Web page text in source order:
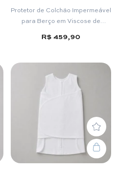
Protetor de Colchão Impermeável
para Berço em Viscose de
R$ 459,90